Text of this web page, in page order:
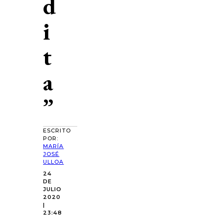
i
t
a
”
ESCRITO
POR:
MARÍA
JOSÉ
ULLOA
24
DE
JULIO
2020
|
23:48